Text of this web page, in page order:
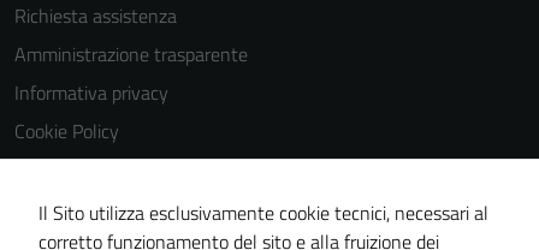
Richiesta assistenza
Amministrazione trasparente
Informativa privacy
Cookie Policy
Note legali
Dichiarazione di accessibilità
Il Sito utilizza esclusivamente cookie tecnici, necessari al
corretto funzionamento del sito e alla fruizione dei
Questi cookie
informazioni
personali.